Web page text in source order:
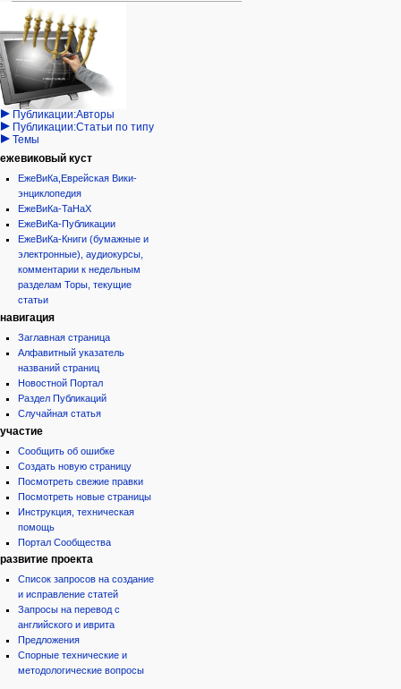
Навигация
персональные инструменты
войти
запрос
учётной
записи
категории
Израиль:Страна и
государство
Иудаизм
Народ
Проекты
Проекты/Участники/
дополнения
Публикации:Авторы
Публикации:Статьи по типу
Темы
ежевиковый куст
ЕжеВиКа,Еврейская Вики-
энциклопедия
ЕжеВиКа-ТаНаХ
ЕжеВиКа-Публикации
ЕжеВиКа-Книги (бумажные и
электронные), аудиокурсы,
комментарии к недельным
разделам Торы, текущие
статьи
навигация
Заглавная страница
Алфавитный указатель
названий страниц
Новостной Портал
Раздел Публикаций
Случайная статья
участие
Сообщить об ошибке
Создать новую страницу
Посмотреть свежие правки
Посмотреть новые страницы
Инструкция, техническая
помощь
Портал Сообщества
развитие проекта
Список запросов на создание
и исправление статей
Запросы на перевод с
английского и иврита
Предложения
Спорные технические и
методологические вопросы